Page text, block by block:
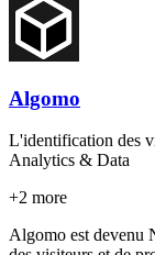
Algomo
L'identification des
Analytics & Data
+2 more
Algomo est devenu